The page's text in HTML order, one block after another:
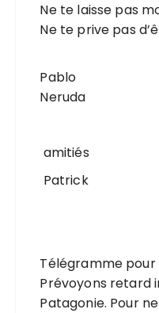
Ne te laisse pas
Ne te prive pas
Pablo
Neruda
amitiés
Patrick
Télégramme pour
Prévoyons retard
Patagonie. Pour